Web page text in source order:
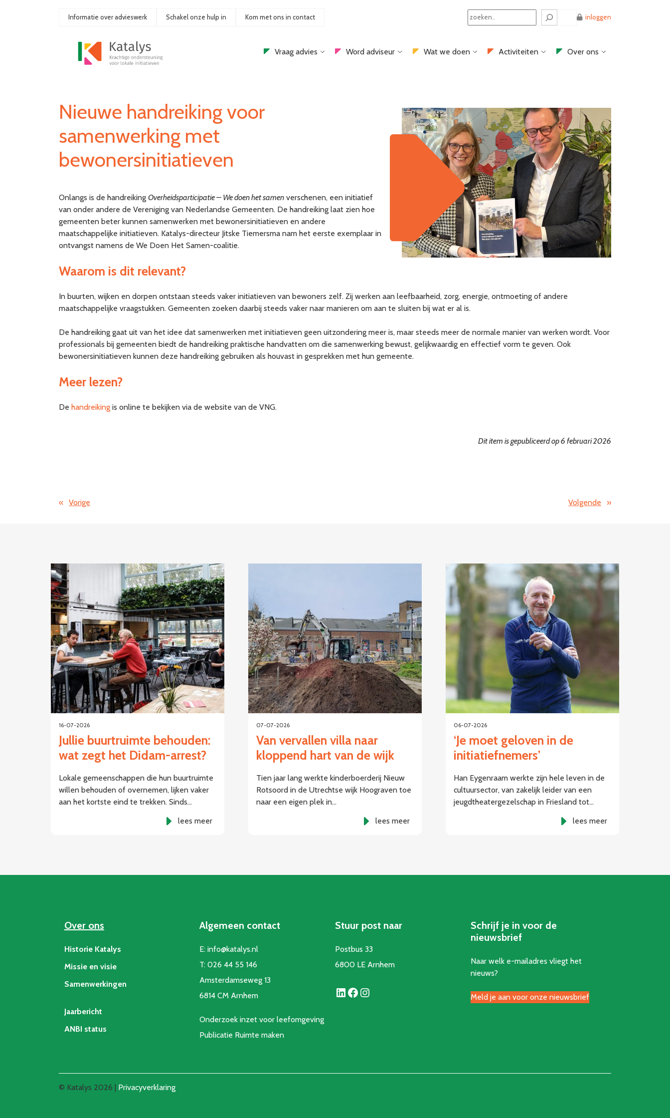
Informatie over advieswerk Schakel onze hulp in Kom met ons in contact
Search
inloggen
Vraag advies Word adviseur Wat we doen Activiteiten Over ons
Nieuwe handreiking voor
samenwerking met
bewonersinitiatieven
Onlangs is de handreiking Overheidsparticipatie – We doen het samen verschenen, een initiatief
van onder andere de Vereniging van Nederlandse Gemeenten. De handreiking laat zien hoe
gemeenten beter kunnen samenwerken met bewonersinitiatieven en andere
maatschappelijke initiatieven. Katalys-directeur Jitske Tiemersma nam het eerste exemplaar in
ontvangst namens de We Doen Het Samen-coalitie.
Waarom is dit relevant?
In buurten, wijken en dorpen ontstaan steeds vaker initiatieven van bewoners zelf. Zij werken aan leefbaarheid, zorg, energie, ontmoeting of andere
maatschappelijke vraagstukken. Gemeenten zoeken daarbij steeds vaker naar manieren om aan te sluiten bij wat er al is.
De handreiking gaat uit van het idee dat samenwerken met initiatieven geen uitzondering meer is, maar steeds meer de normale manier van werken wordt. Voor
professionals bij gemeenten biedt de handreiking praktische handvatten om die samenwerking bewust, gelijkwaardig en effectief vorm te geven. Ook
bewonersinitiatieven kunnen deze handreiking gebruiken als houvast in gesprekken met hun gemeente.
Meer lezen?
De handreiking is online te bekijken via de website van de VNG.
Dit item is gepubliceerd op 6 februari 2026
« Vorige Volgende »
16-07-2026
Jullie buurtruimte behouden:
wat zegt het Didam-arrest?
Lokale gemeenschappen die hun buurtruimte
willen behouden of overnemen, lijken vaker
aan het kortste eind te trekken. Sinds…
lees meer
07-07-2026
Van vervallen villa naar
kloppend hart van de wijk
Tien jaar lang werkte kinderboerderij Nieuw
Rotsoord in de Utrechtse wijk Hoograven toe
naar een eigen plek in…
lees meer
06-07-2026
‘Je moet geloven in de
initiatiefnemers’
Han Eygenraam werkte zijn hele leven in de
cultuursector, van zakelijk leider van een
jeugdtheatergezelschap in Friesland tot…
lees meer
Over ons
Historie Katalys
Missie en visie
Samenwerkingen
Jaarbericht
ANBI status
Algemeen contact
E:info@katalys.nl
T:026 44 55 146
Amsterdamseweg 13
6814 CM Arnhem
Onderzoek inzet voor leefomgeving
Publicatie Ruimte maken
Stuur post naar
Postbus 33
6800 LE Arnhem
LinkedIn Facebook Instagram
Schrijf je in voor de
nieuwsbrief
Naar welk e-mailadres vliegt het
nieuws?
Meld je aan voor onze nieuwsbrief
© Katalys 2026 | Privacyverklaring